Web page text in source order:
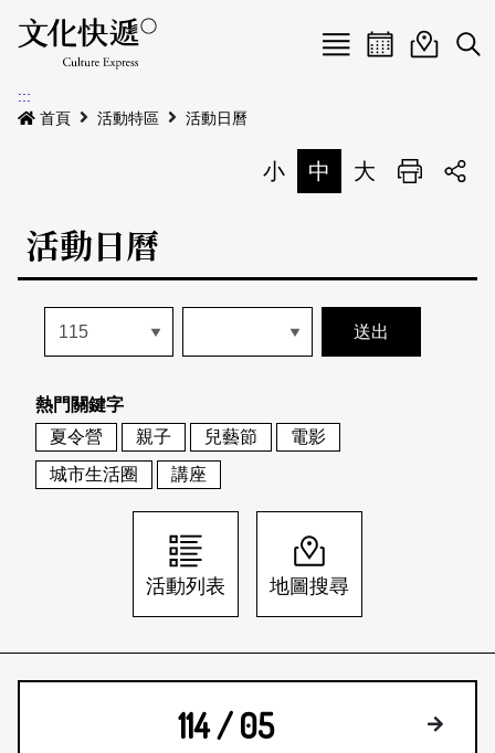
Menu
最新公告
本期專題
歷史專題
活動特區
活動列表
地圖搜尋
關於我們
關於我們
刊物索取地點
會員基本資料
刊登活動
網站導覽 English
日本語 登入/註冊
活動日曆活動地圖
展
:::
首頁
活動特區 活動日曆
小 中 大 列印
活動日曆
熱門關鍵字
夏令營
親子 兒藝節
電影
城市生活圈
講座
活動列表 地圖搜尋
114 / 05 下個月